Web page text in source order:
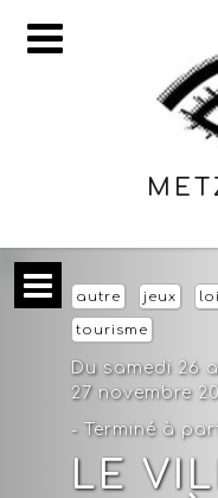
autre jeux
tourisme
Du samedi 26
27 novembre
- Terminé à
LE